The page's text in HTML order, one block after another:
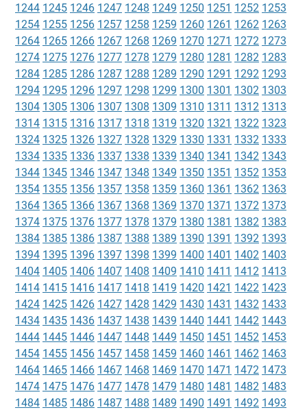
1244 1245 1246 1247 1248 1249 1250 1251 1252 1253
1254 1255 1256 1257 1258 1259 1260 1261 1262 1263
1264 1265 1266 1267 1268 1269 1270 1271 1272 1273
1274 1275 1276 1277 1278 1279 1280 1281 1282 1283
1284 1285 1286 1287 1288 1289 1290 1291 1292 1293
1294 1295 1296 1297 1298 1299 1300 1301 1302 1303
1304 1305 1306 1307 1308 1309 1310 1311 1312 1313
1314 1315 1316 1317 1318 1319 1320 1321 1322 1323
1324 1325 1326 1327 1328 1329 1330 1331 1332 1333
1334 1335 1336 1337 1338 1339 1340 1341 1342 1343
1344 1345 1346 1347 1348 1349 1350 1351 1352 1353
1354 1355 1356 1357 1358 1359 1360 1361 1362 1363
1364 1365 1366 1367 1368 1369 1370 1371 1372 1373
1374 1375 1376 1377 1378 1379 1380 1381 1382 1383
1384 1385 1386 1387 1388 1389 1390 1391 1392 1393
1394 1395 1396 1397 1398 1399 1400 1401 1402 1403
1404 1405 1406 1407 1408 1409 1410 1411 1412 1413
1414 1415 1416 1417 1418 1419 1420 1421 1422 1423
1424 1425 1426 1427 1428 1429 1430 1431 1432 1433
1434 1435 1436 1437 1438 1439 1440 1441 1442 1443
1444 1445 1446 1447 1448 1449 1450 1451 1452 1453
1454 1455 1456 1457 1458 1459 1460 1461 1462 1463
1464 1465 1466 1467 1468 1469 1470 1471 1472 1473
1474 1475 1476 1477 1478 1479 1480 1481 1482 1483
1484 1485 1486 1487 1488 1489 1490 1491 1492 1493